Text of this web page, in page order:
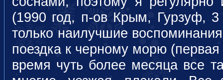
(1990 год, п-ов Крым, Гурзуф,
только наилучшие
поездка к черному морю (первая
время чуть более месяца все